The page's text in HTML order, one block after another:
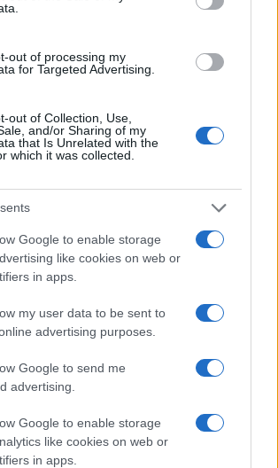
out of processing my
for Targeted Advertising.
out of Collection, Use,
and/or Sharing of my
that Is Unrelated with the
which it was collected.
Google to enable storage
like cookies on web or
in apps.
my user data to be sent to
advertising purposes.
Google to send me
advertising.
Google to enable storage
like cookies on web or
in apps.
máximos históricos: ¿Qué está impulsando
2026: análisis de precios y adopción global